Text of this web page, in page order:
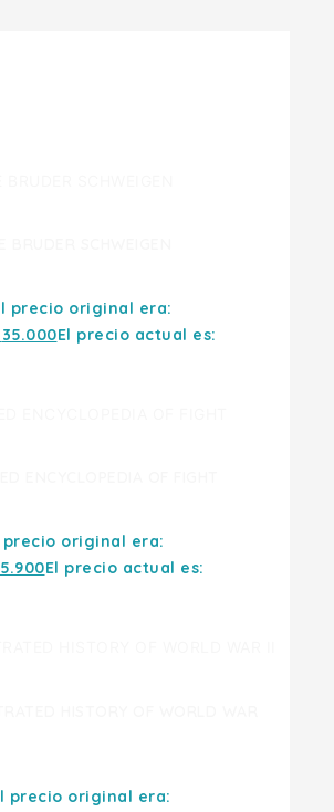
precio original era:
35.000El precio actual es:
precio original era:
El precio actual es:
precio original era: